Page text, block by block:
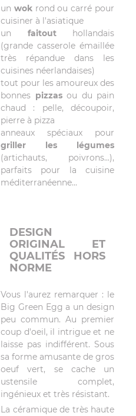
un wok rond ou carré pour
cuisiner à l'asiatique
un faitouthollandais
(grande casserole émaillée
très répandue dans les
cuisines néerlandaises)
tout pour les amoureux des
bonnes pizzasou du pain
chaud : pelle, découpoir,
pierre à pizza
anneaux spéciaux pour
griller les légumes
(artichauts, poivrons...),
parfaits pour la cuisine
méditerranéenne...
DESIGN
ORIGINAL ET
QUALITÉS HORS
NORME
Vous l'aurez remarquer : le
Big Green Egg a un design
peu commun. Au premier
coup d'oeil, il intrigue et ne
laisse pas indifférent. Sous
sa forme amusante de gros
oeuf vert, se cache un
ustensile complet,
ingénieux et très résistant.
La céramique de très haute